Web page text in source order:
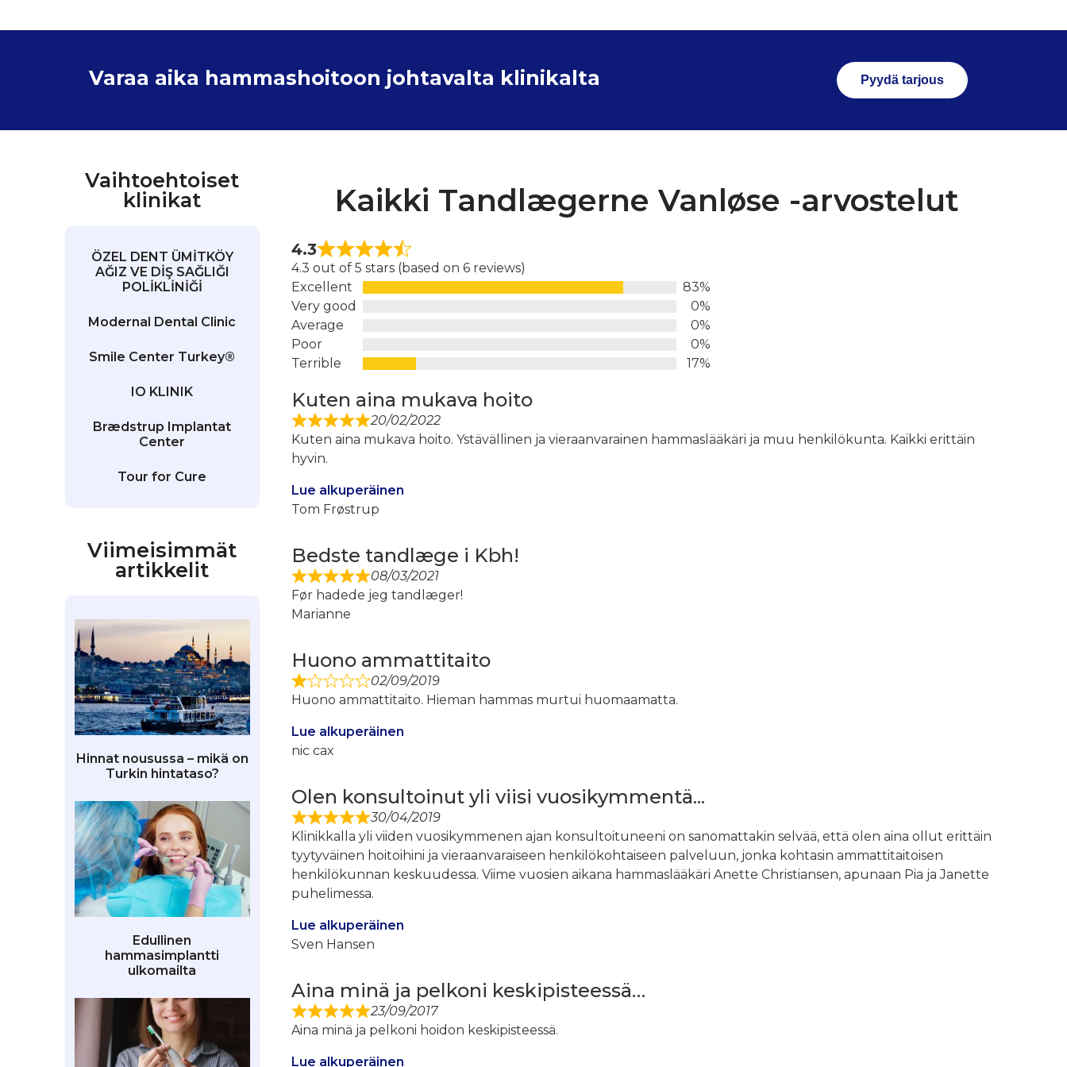
Varaa aika hammashoitoon johtavalta klinikalta Pyydä tarjous
Vaihtoehtoiset
klinikat
ÖZEL DENT ÜMİTKÖY
AĞIZ VE DİŞ SAĞLIĞI
POLİKLİNİĞİ
Modernal Dental Clinic
Smile Center Turkey®
IO KLINIK
Brædstrup Implantat
Center
Tour for Cure
Viimeisimmät
artikkelit
Hinnat nousussa – mikä on
Turkin hintataso?
Edullinen
hammasimplantti
ulkomailta
Kaikki Tandlægerne Vanløse -arvostelut
4.3
4.3 out of 5 stars (based on 6 reviews)
Excellent
83%
Very good
0%
Average
0%
Poor
0%
Terrible
17%
Kuten aina mukava hoito
20/02/2022
Kuten aina mukava hoito. Ystävällinen ja vieraanvarainen hammaslääkäri ja muu henkilökunta. Kaikki erittäin
hyvin.
Lue alkuperäinen
Tom Frøstrup
Bedste tandlæge i Kbh!
08/03/2021
Før hadede jeg tandlæger!
Marianne
Huono ammattitaito
02/09/2019
Huono ammattitaito. Hieman hammas murtui huomaamatta.
Lue alkuperäinen
nic cax
Olen konsultoinut yli viisi vuosikymmentä...
30/04/2019
Klinikkalla yli viiden vuosikymmenen ajan konsultoituneeni on sanomattakin selvää, että olen aina ollut erittäin
tyytyväinen hoitoihini ja vieraanvaraiseen henkilökohtaiseen palveluun, jonka kohtasin ammattitaitoisen
henkilökunnan keskuudessa. Viime vuosien aikana hammaslääkäri Anette Christiansen, apunaan Pia ja Janette
puhelimessa.
Lue alkuperäinen
Sven Hansen
Aina minä ja pelkoni keskipisteessä…
23/09/2017
Aina minä ja pelkoni hoidon keskipisteessä.
Lue alkuperäinen